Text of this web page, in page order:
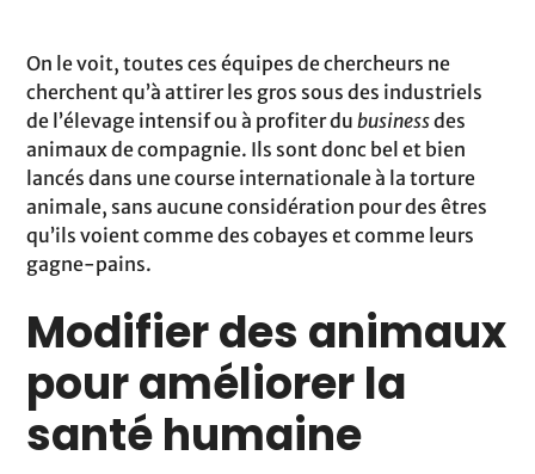
On le voit, toutes ces équipes de chercheurs ne
cherchent qu’à attirer les gros sous des industriels
de l’élevage intensif ou à profiter dubusinessdes
animaux de compagnie. Ils sont donc bel et bien
lancés dans une course internationale à la torture
animale, sans aucune considération pour des êtres
qu’ils voient comme des cobayes et comme leurs
gagne-pains.
Modifier des animaux
pour améliorer la
santé humaine